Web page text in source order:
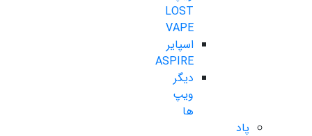
LOST
VAPE
اسپایر
ASPIRE
دیگر
ویپ
ها
پاد